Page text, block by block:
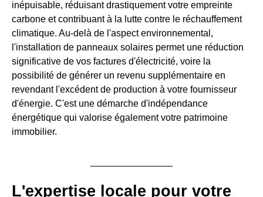
inépuisable, réduisant drastiquement votre empreinte
carbone et contribuant à la lutte contre le réchauffement
climatique. Au-delà de l'aspect environnemental,
l'installation de panneaux solaires permet une réduction
significative de vos factures d'électricité, voire la
possibilité de générer un revenu supplémentaire en
revendant l'excédent de production à votre fournisseur
d'énergie. C'est une démarche d'indépendance
énergétique qui valorise également votre patrimoine
immobilier.
L'expertise locale pour votre